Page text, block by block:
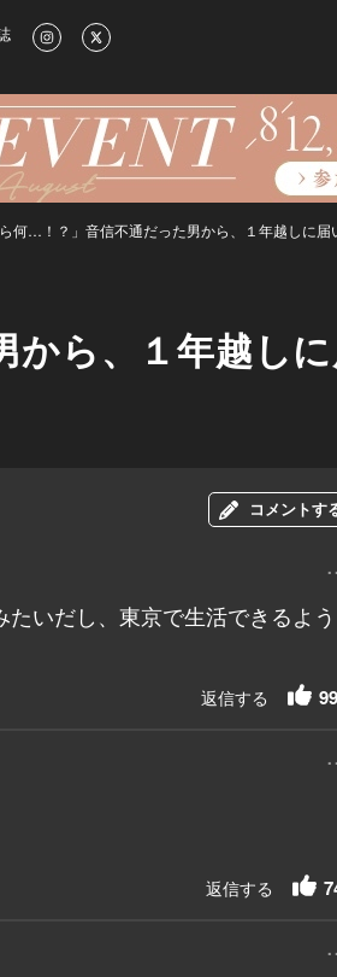
イフスタイル情報
ら何…！？」音信不通だった男から、１年越しに
から、１年越し
コメントす
いだし、東京で生活できるよう
返信する
返信する